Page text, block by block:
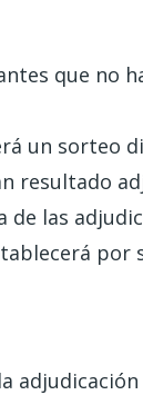
que no
un sorteo
resultado
las
por